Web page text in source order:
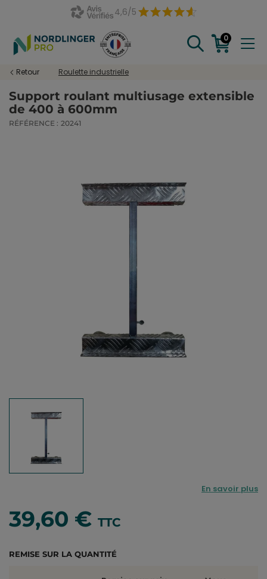
4,6/5
0
Retour Roulette industrielle
Support roulant multiusage extensible
de 400 à 600mm
RÉFÉRENCE : 20241
En savoir plus
39,60 € TTC
REMISE SUR LA QUANTITÉ